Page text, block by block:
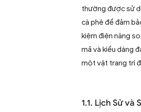
thường được sử
cà phê để đảm
kiệm điện năng
mã và kiểu dáng
một vật trang trí
1.1. Lịch Sử và